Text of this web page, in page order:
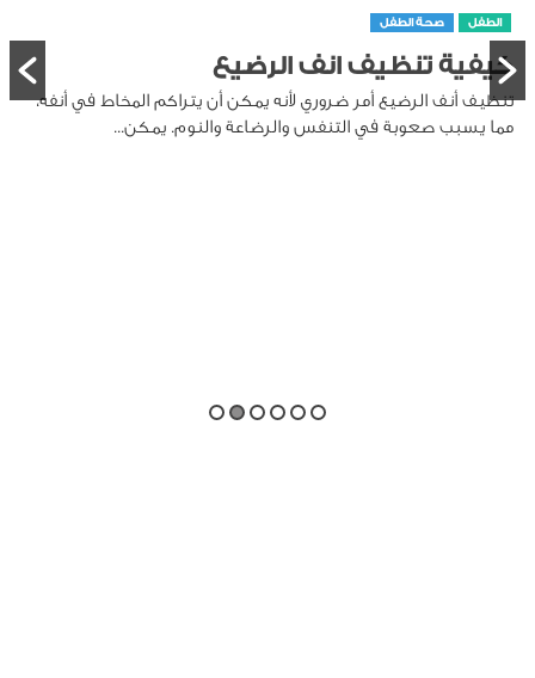
الطفل صحة الطفل
كيفية تنظيف انف الرضيع
تنظيف أنف الرضيع أمر ضروري لأنه يمكن أن يتراكم المخاط في أنفه،
مما يسبب صعوبة في التنفس والرضاعة والنوم. يمكن...